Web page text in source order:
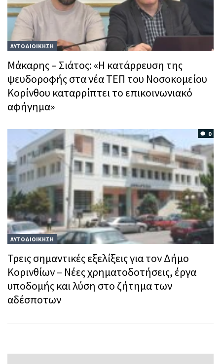
ΑΥΤΟΔΙΟΙΚΗΣΗ
Μάκαρης – Σιάτος: «Η κατάρρευση της
ψευδοροφής στα νέα ΤΕΠ του Νοσοκομείου
Κορίνθου καταρρίπτει το επικοινωνιακό
αφήγημα»
0
ΑΥΤΟΔΙΟΙΚΗΣΗ
Τρεις σημαντικές εξελίξεις για τον Δήμο
Κορινθίων – Νέες χρηματοδοτήσεις, έργα
υποδομής και λύση στο ζήτημα των
αδέσποτων